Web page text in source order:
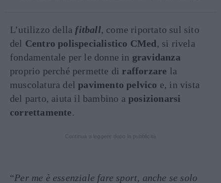
L’utilizzo della fitball, come riportato sul sito
del Centro polispecialistico CMed, si rivela
fondamentale per le donne in gravidanza
proprio perché permette di rafforzare la
muscolatura delpavimento pelvico e, in vista
del parto, aiuta il bambino a posizionarsi
correttamente.
“Per me è essenziale fare sport, anche se solo